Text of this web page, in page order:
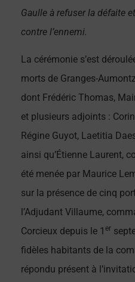
Gaulle à refuser la défaite
contre l’ennemi.
La cérémonie s’est
morts de Granges-
dont Frédéric Thomas,
et plusieurs adjoints :
Régine Guyot, Laetitia
ainsi qu’Étienne Laurent,
été menée par Maurice
sur la présence de cinq
l’Adjudant Villaume,
Corcieux depuis le 1 er
fidèles habitants de la
répondu présent à